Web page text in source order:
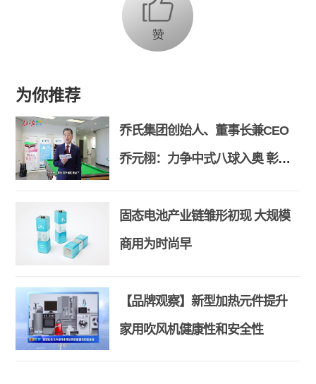
为你推荐
乔氏集团创始人、董事长兼CEO
乔元栩：力争中式八球入奥 彰显
和合共生精神
固态电池产业链雏形初现 大规模
商用为时尚早
【品牌观察】新型加热元件提升
家用吹风机健康性和安全性